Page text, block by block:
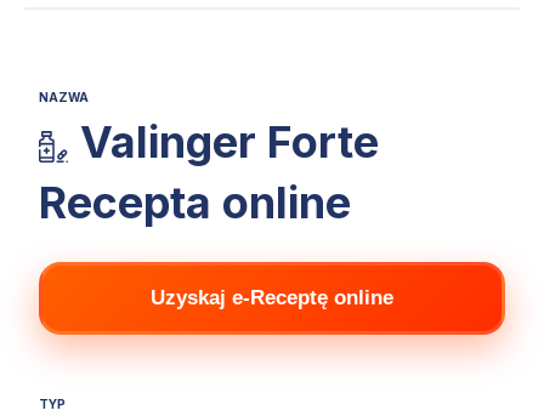
NAZWA
Valinger Forte
Recepta online
Uzyskaj e-Receptę online
TYP